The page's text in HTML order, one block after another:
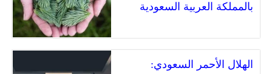
بالمملكة العربية السعودية
الهلال الأحمر السعودي: